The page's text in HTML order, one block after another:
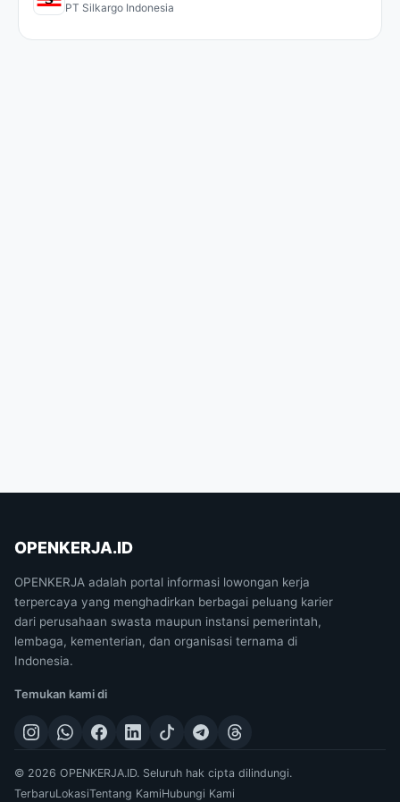
PT Silkargo Indonesia
OPENKERJA.ID
OPENKERJA adalah portal informasi lowongan kerja
terpercaya yang menghadirkan berbagai peluang karier
dari perusahaan swasta maupun instansi pemerintah,
lembaga, kementerian, dan organisasi ternama di
Indonesia.
Temukan kami di
© 2026 OPENKERJA.ID. Seluruh hak cipta dilindungi.
TerbaruLokasiTentang KamiHubungi Kami